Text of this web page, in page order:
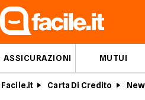
ASSICURAZIONI MUTUI
Facile.it Carta Di Credito